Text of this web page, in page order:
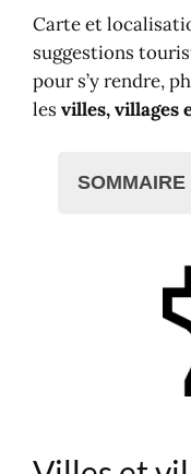
Carte et
suggestions
pour s’y rendre,
lesvilles, villages
SOMMAIRE
Villes et
En
En
En
Où